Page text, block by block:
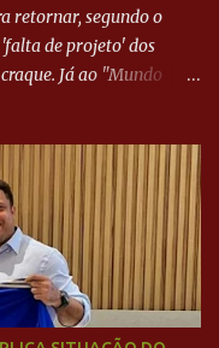
retornar, segundo o
de projeto' dos
Já ao "Mundo